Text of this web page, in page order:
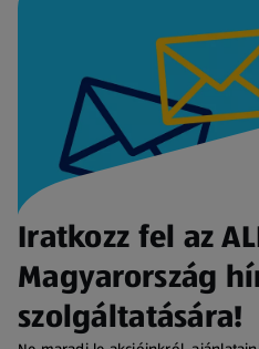
Iratkozz fel az
Magyarország
szolgáltatására!